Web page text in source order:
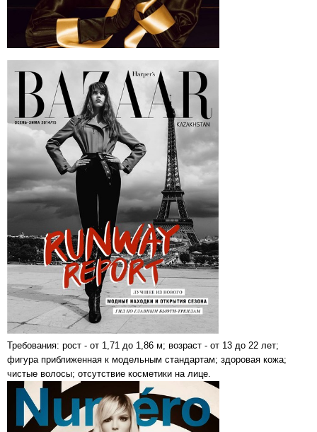
Требования: рост - от 1,71 до 1,86 м; возраст - от 13 до 22 лет;
фигура приближенная к модельным стандартам; здоровая кожа;
чистые волосы; отсутствие косметики на лице.